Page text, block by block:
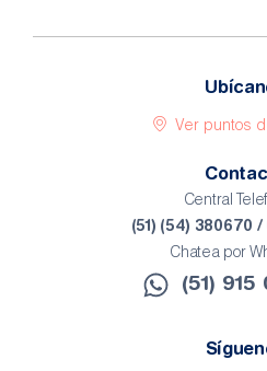
Ver puntos
Central
(51) (54) 380670
Chatea por
(51)